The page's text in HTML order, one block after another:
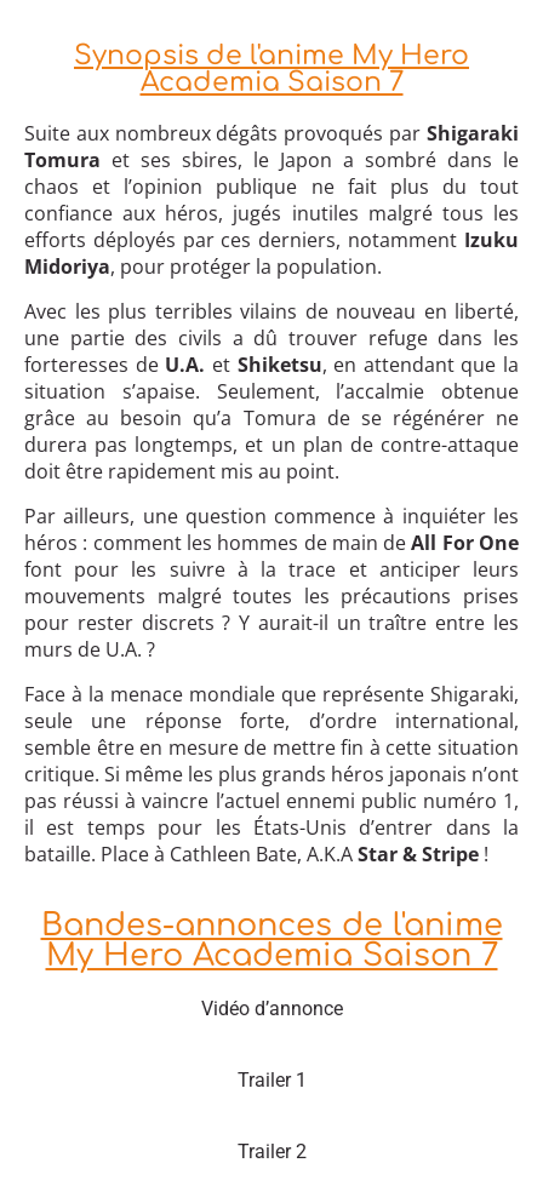
Synopsis de l'anime My Hero
Academia Saison 7
Suite aux nombreux dégâts provoqués par Shigaraki
Tomura et ses sbires, le Japon a sombré dans le
chaos et l’opinion publique ne fait plus du tout
confiance aux héros, jugés inutiles malgré tous les
efforts déployés par ces derniers, notamment Izuku
Midoriya, pour protéger la population.
Avec les plus terribles vilains de nouveau en liberté,
une partie des civils a dû trouver refuge dans les
forteresses de U.A. et Shiketsu, en attendant que la
situation s’apaise. Seulement, l’accalmie obtenue
grâce au besoin qu’a Tomura de se régénérer ne
durera pas longtemps, et un plan de contre-attaque
doit être rapidement mis au point.
Par ailleurs, une question commence à inquiéter les
héros : comment les hommes de main deAll For One
font pour les suivre à la trace et anticiper leurs
mouvements malgré toutes les précautions prises
pour rester discrets ? Y aurait-il un traître entre les
murs de U.A. ?
Face à la menace mondiale que représente Shigaraki,
seule une réponse forte, d’ordre international,
semble être en mesure de mettre fin à cette situation
critique. Si même les plus grands héros japonais n’ont
pas réussi à vaincre l’actuel ennemi public numéro 1,
il est temps pour les États-Unis d’entrer dans la
bataille. Place à Cathleen Bate, A.K.AStar & Stripe !
Bandes-annonces de l'anime
My Hero Academia Saison 7
Vidéo d’annonce
Trailer 1
Trailer 2